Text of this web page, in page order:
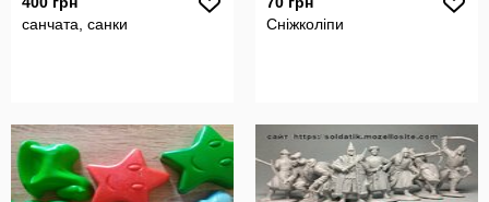
санчата, санки
Сніжколіпи